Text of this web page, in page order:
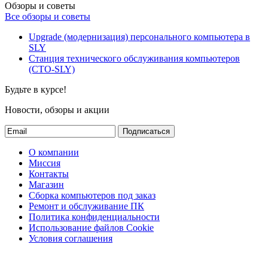
Обзоры и советы
Все обзоры и советы
Upgrade (модернизация) персонального компьютера в
SLY
Станция технического обслуживания компьютеров
(СТО-SLY)
Будьте в курсе!
Новости, обзоры и акции
Подписаться
О компании
Миссия
Контакты
Магазин
Сборка компьютеров под заказ
Ремонт и обслуживание ПК
Политика конфиденциальности
Использование файлов Cookie
Условия соглашения